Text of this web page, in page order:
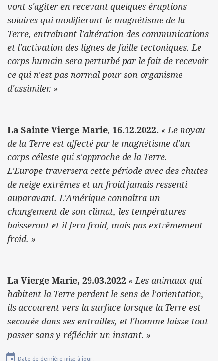
vont s'agiter en recevant quelques éruptions
solaires qui modifieront le magnétisme de la
Terre, entraînant l'altération des communications
et l'activation des lignes de faille tectoniques. Le
corps humain sera perturbé par le fait de recevoir
ce qui n'est pas normal pour son organisme
d'assimiler. »
La Sainte Vierge Marie, 16.12.2022. « Le noyau
de la Terre est affecté par le magnétisme d'un
corps céleste qui s'approche de la Terre.
L'Europe traversera cette période avec des chutes
de neige extrêmes et un froid jamais ressenti
auparavant. L'Amérique connaîtra un
changement de son climat, les températures
baisseront et il fera froid, mais pas extrêmement
froid. »
La Vierge Marie, 29.03.2022 « Les animaux qui
habitent la Terre perdent le sens de l'orientation,
ils accourent vers la surface lorsque la Terre est
secouée dans ses entrailles, et l'homme laisse tout
passer sans y réfléchir un instant. »
Date de dernière mise à jour :